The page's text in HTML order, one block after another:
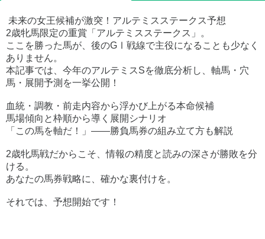
未来の女王候補が激突！アルテミスステークス予想
2歳牝馬限定の重賞「アルテミスステークス」。
ここを勝った馬が、後のGⅠ戦線で主役になることも少なく
ありません。
本記事では、今年のアルテミスSを徹底分析し、軸馬・穴
馬・展開予測を一挙公開！
血統・調教・前走内容から浮かび上がる本命候補
馬場傾向と枠順から導く展開シナリオ
「この馬を軸だ！」——勝負馬券の組み立て方も解説
2歳牝馬戦だからこそ、情報の精度と読みの深さが勝敗を分
ける。
あなたの馬券戦略に、確かな裏付けを。
それでは、予想開始です！